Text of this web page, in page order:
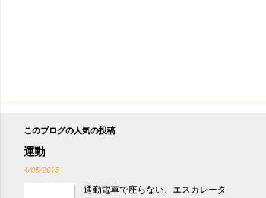
このブログの人気の投稿
運動
4/05/2015
通勤電車で座らない、エスカレータ